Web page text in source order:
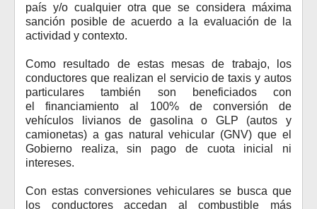
país y/o cualquier otra que se considera máxima
sanción posible de acuerdo a la evaluación de la
actividad y contexto.
Como resultado de estas mesas de trabajo, los
conductores que realizan el serviciode taxis y autos
particulares también son beneficiados con
el
financiamiento al 100% de conversión de
vehículos livianos de gasolina o GLP (autos y
camionetas) a gas natural vehicular (GNV) que el
Gobierno realiza, sin pago de cuota inicial ni
intereses.
Con estas conversiones vehiculares se busca que
los conductores accedan al combustible más